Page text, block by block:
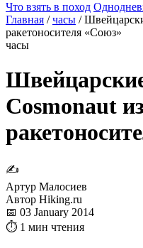
Что взять в поход
Главная / часы /
ракетоносителя «Союз»
часы
Cosmonaut
✍
Артур Малосиев
Автор Hiking.ru
📅 03 January 2014
⏱ 1 мин чтения